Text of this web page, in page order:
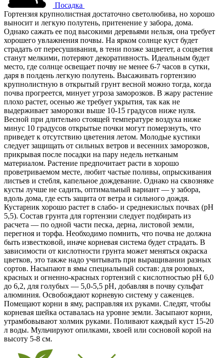
Посадка
Гортензия крупнолистная достаточно светолюбива, но хорошо
выносит и легкую полутень, притенение у забора, дома.
Однако сажать ее под высокими деревьями нельзя, она требует
хорошего увлажнения почвы. На ярком солнце куст будет
страдать от пересушивания, в тени позже зацветет, а соцветия
станут мелкими, потеряют декоративность. Идеальным будет
место, где солнце освещает почву не менее 6-7 часов в сутки,
даря в полдень легкую полутень. Высаживать гортензию
крупнолистную в открытый грунт весной можно тогда, когда
почва прогреется, минует угроза заморозков. В жару растение
плохо растет, осенью же требует укрытия, так как не
выдерживает заморозки выше 10-15 градусов ниже нуля.
Весной при длительно стоящей температуре воздуха ниже
минус 10 градусов открытые почки могут померзнуть, что
приведет к отсутствию цветения летом. Молодые кустики
следует защищать от сильных ветров и весенних заморозков,
прикрывая после посадки на пару недель нетканым
материалом. Растение предпочитает расти в хорошо
проветриваемом месте, любит частые поливы, опрыскивания
листьев и стебля, капельное дождевание. Однако на сквозняке
кусты лучше не садить, оптимальный вариант — у забора,
вдоль дома, где есть защита от ветра и сильного дождя.
Кустарник хорошо растет в слабо- и среднекислых почвах (pH
5,5). Состав грунта для гортензии следует подбирать из
расчета — по одной части песка, дерна, листовой земли,
перегноя и торфа. Необходимо помнить, что почва не должна
быть известковой, иначе корневая система будет страдать. В
зависимости от кислотности грунта может меняться окраска
цветков, это также надо учитывать при выращивании разных
сортов. Насыпают в ямы специальный состав: для розовых,
красных и огненно-красных гортензий с кислотностью pH 6,0
до 6,2, для голубых — 5,0-5,5 pH, добавляя в почву сульфат
алюминия. Освобождают корневую систему у саженцев.
Помещают корни в яму, расправляя их руками. Следят, чтобы
корневая шейка оставалась на уровне земли. Засыпают корни,
утрамбовывают холмик руками. Поливают каждый куст 15-20
л воды. Мульчируют опилками, хвоей или сосновой корой на
высоту 5-8 см.